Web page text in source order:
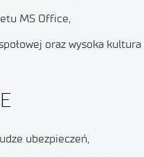
MS Office,
oraz wysoka kultura
ubezpieczeń,